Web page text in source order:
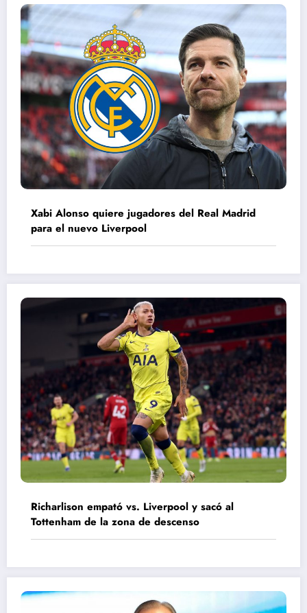
Xabi Alonso quiere jugadores del Real Madrid
para el nuevo Liverpool
Richarlison empató vs. Liverpool y sacó al
Tottenham de la zona de descenso